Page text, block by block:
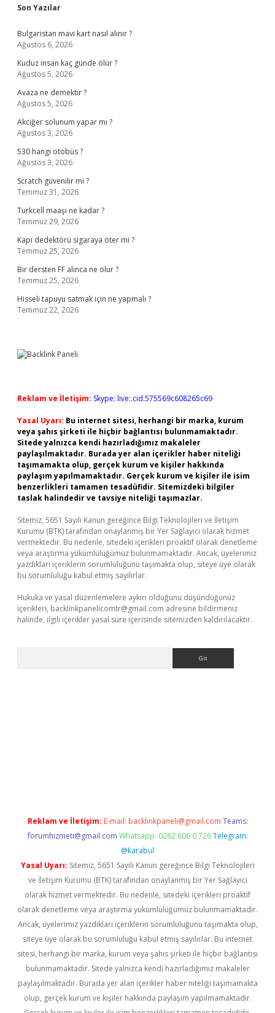
Sidebar
Son Yazılar
Bulgaristan mavi kart nasıl alınır ?
Ağustos 6, 2026
Kuduz insan kaç günde ölür ?
Ağustos 5, 2026
Avaza ne demektir ?
Ağustos 5, 2026
Akciğer solunum yapar mı ?
Ağustos 3, 2026
530 hangi otobüs ?
Ağustos 3, 2026
Scratch güvenilir mi ?
Temmuz 31, 2026
Turkcell maaşı ne kadar ?
Temmuz 29, 2026
Kapı dedektörü sigaraya öter mi ?
Temmuz 25, 2026
Bir dersten FF alınca ne olur ?
Temmuz 25, 2026
Hisseli tapuyu satmak için ne yapmalı ?
Temmuz 22, 2026
Reklam ve İletişim: Skype: live:.cid.575569c608265c69
Yasal Uyarı: Bu internet sitesi, herhangi bir marka, kurum
veya şahıs şirketi ile hiçbir bağlantısı bulunmamaktadır.
Sitede yalnızca kendi hazırladığımız makaleler
paylaşılmaktadır. Burada yer alan içerikler haber niteliği
taşımamakta olup, gerçek kurum ve kişiler hakkında
paylaşım yapılmamaktadır. Gerçek kurum ve kişiler ile isim
benzerlikleri tamamen tesadüfidir. Sitemizdeki bilgiler
taslak halindedir ve tavsiye niteliği taşımazlar.
Sitemiz, 5651 Sayılı Kanun gereğince Bilgi Teknolojileri ve İletişim
Kurumu (BTK) tarafından onaylanmış bir Yer Sağlayıcı olarak hizmet
vermektedir. Bu nedenle, sitedeki içerikleri proaktif olarak denetleme
veya araştırma yükümlülüğümüz bulunmamaktadır. Ancak, üyelerimiz
yazdıkları içeriklerin sorumluluğunu taşımakta olup, siteye üye olarak
bu sorumluluğu kabul etmiş sayılırlar.
Hukuka ve yasal düzenlemelere aykırı olduğunu düşündüğünüz
içerikleri, backlinkpanelicomtr@gmail.com adresine bildirmeniz
halinde, ilgili içerikler yasal süre içerisinde sitemizden kaldırılacaktır.
Reklam ve İletişim: E-mail: backlinkpaneli@gmail.com Teams:
forumhizmeti@gmail.com Whatsapp: 0262 606 0 726 Telegram:
@karabul
Yasal Uyarı: Sitemiz, 5651 Sayılı Kanun gereğince Bilgi Teknolojileri
ve İletişim Kurumu (BTK) tarafından onaylanmış bir Yer Sağlayıcı
olarak hizmet vermektedir. Bu nedenle, sitedeki içerikleri proaktif
olarak denetleme veya araştırma yükümlülüğümüz bulunmamaktadır.
Ancak, üyelerimiz yazdıkları içeriklerin sorumluluğunu taşımakta olup,
siteye üye olarak bu sorumluluğu kabul etmiş sayılırlar. Bu internet
sitesi, herhangi bir marka, kurum veya şahıs şirketi ile hiçbir bağlantısı
bulunmamaktadır. Sitede yalnızca kendi hazırladığımız makaleler
paylaşılmaktadır. Burada yer alan içerikler haber niteliği taşımamakta
olup, gerçek kurum ve kişiler hakkında paylaşım yapılmamaktadır.